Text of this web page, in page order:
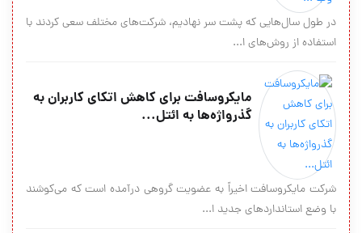
در طول سال‌هایی که پشت سر نهادیم، شرکت‌های مختلف سعی کردند با
استفاده از روش‌های ا...
مایکروسافت برای کاهش اتکای کاربران به
گذرواژه‏‌ها به ائتل...
شرکت مایکروسافت اخیراً به عضویت گروهی درآمده است که می‌‏کوشند
با وضع استانداردهای جدید ا...